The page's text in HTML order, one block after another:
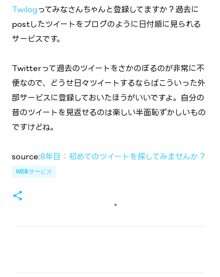
Twilogってみなさんちゃんと登録してますか？過去に
postしたツイートをブログのように日付順に見られる
サービスです。
Twitterって過去のツイートをさかのぼるのが非常に不
便なので、どうせ日々ツイートするならばこういった外
部サービスに登録しておいたほうがいいですよ。自分の
昔のツイートを見返せるのは楽しい半面恥ずかしいもの
ですけどね。
source:8年目：初めてのツイートを探してみませんか？
WEBサービス